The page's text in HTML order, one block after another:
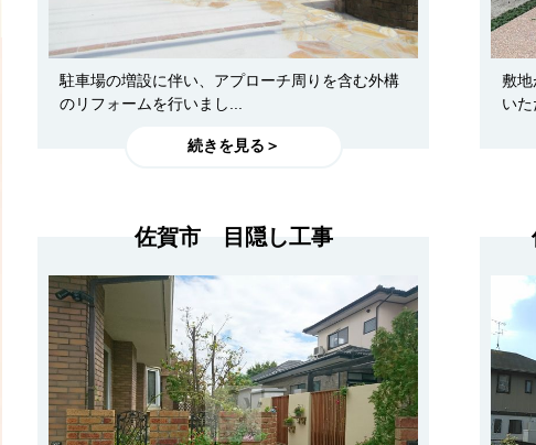
駐車場の増設に伴い、アプローチ周りを含む外構
のリフォームを行いまし...
続きを見る＞
敷地
いた
佐賀市 目隠し工事